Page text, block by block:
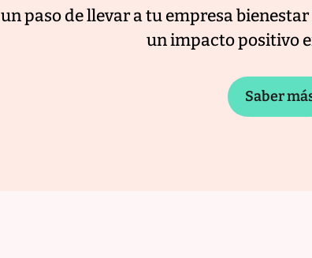
un paso de llevar a tu empresa
un impacto positivo
Saber